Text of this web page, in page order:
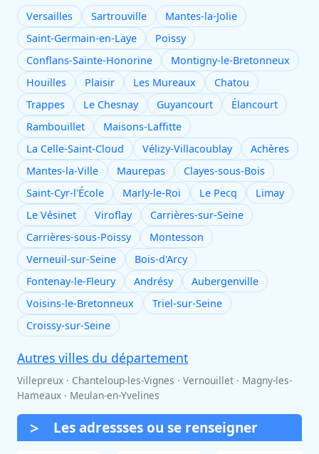
Versailles Sartrouville
Mantes-la-Jolie
Saint-Germain-en-Laye
Poissy
Conflans-Sainte-Honorine
Montigny-le-Bretonneux
Houilles
Plaisir Les Mureaux
Chatou
Trappes
Le Chesnay Guyancourt
Élancourt
Rambouillet
Maisons-Laffitte
La Celle-Saint-Cloud
Vélizy-Villacoublay
Achères
Mantes-la-Ville
Maurepas
Clayes-sous-Bois
Saint-Cyr-l'École
Marly-le-Roi Le Pecq
Limay
Le Vésinet
Viroflay
Carrières-sur-Seine
Carrières-sous-Poissy
Montesson
Verneuil-sur-Seine
Bois-d'Arcy
Fontenay-le-Fleury
Andrésy
Aubergenville
Voisins-le-Bretonneux
Triel-sur-Seine
Croissy-sur-Seine
Autres villes du département
Villepreux · Chanteloup-les-Vignes · Vernouillet · Magny-les-
Hameaux · Meulan-en-Yvelines
Les adressses ou se renseigner